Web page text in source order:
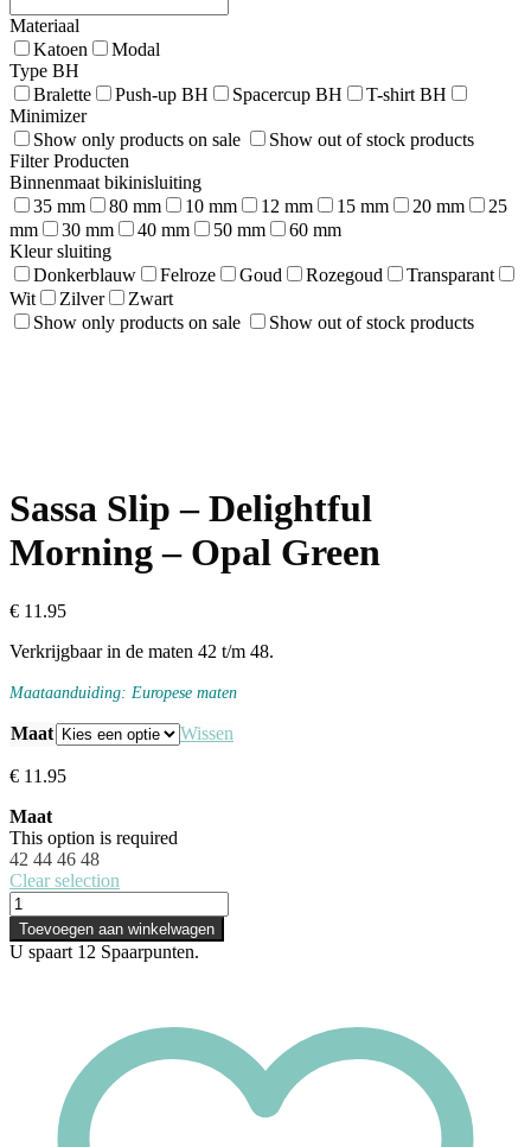
Materiaal
Katoen
Modal
Type BH
Bralette
Push-up BH Spacercup BH
T-shirt BH
Minimizer
Show only products on sale
Show out of stock products
Filter Producten
Binnenmaat bikinisluiting
35 mm
80 mm 10 mm 12 mm 15 mm 20 mm
25
mm
30 mm 40 mm 50 mm
60 mm
Kleur sluiting
Donkerblauw
Felroze Goud Rozegoud
Transparant
Wit
Zilver
Zwart
Show only products on sale
Show out of stock products
Sassa Slip – Delightful
Morning – Opal Green
€ 11.95
Verkrijgbaar in de maten 42 t/m 48.
Maataanduiding: Europese maten
Maat Wissen
€ 11.95
Maat
This option is required
42 44 46 48
Clear selection
Sassa
Slip
-
Delightful
Toevoegen aan winkelwagen
U spaart 12 Spaarpunten.